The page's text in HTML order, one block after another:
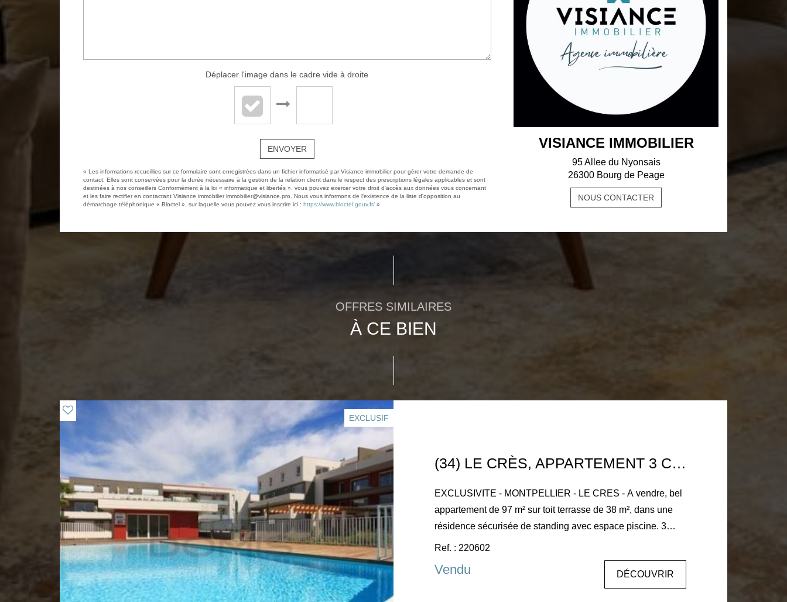
VISIANCE IMMOBILIER
95 Allee du Nyonsais
26300 Bourg de Peage
NOUS CONTACTER
Déplacer l'image dans le cadre vide à droite
ENVOYER
« Les informations recueillies sur ce formulaire sont enregistrées dans un fichier informatisé par Visiance immobilier pour gérer votre demande de
contact. Elles sont conservées pour la durée nécessaire à la gestion de la relation client dans le respect des prescriptions légales applicables et sont
destinées à nos conseillers Conformément à la loi « informatique et libertés », vous pouvez exercer votre droit d'accès aux données vous concernant
et les faire rectifier en contactant Visiance immobilier immobilier@visiance.pro. Nous vous informons de l'existence de la liste d'opposition au
démarchage téléphonique « Bloctel », sur laquelle vous pouvez vous inscrire ici : https://www.bloctel.gouv.fr/ »
OFFRES SIMILAIRES
À CE BIEN
EXCLUSIF
(34) LE CRÈS, APPARTEMENT 3 CHBRES , GRANDE TERRASSE, 2 GARAGES , 1 PLACE DE PARKING, RÉSIDENCE AVEC PISCINE. M²
EXCLUSIVITE - MONTPELLIER - LE CRES - A vendre, bel
appartement de 97 m² sur toit terrasse de 38 m², dans une
résidence sécurisée de standing avec espace piscine. 3
Chambres, 2 salles de bains, 1 grand séjour avec cuisine.
Très belle exposition Est et Sud. A découvrir rapidement.
Ref. : 220602
Vendu DÉCOUVRIR